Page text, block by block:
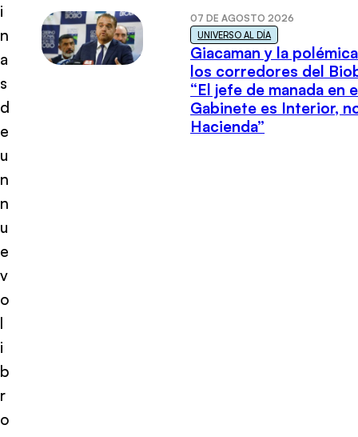
i
n
a
s
d
e
u
n
n
u
e
v
o
l
i
b
r
o
07 DE AGOSTO 2026
UNIVERSO AL DÍA
Giacaman y la
los corredores del
“El jefe de manada en
Gabinete es Interior,
Hacienda”